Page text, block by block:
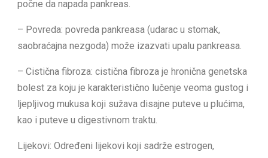
počne da napada pankreas.
– Povreda: povreda pankreasa (udarac u stomak,
saobraćajna nezgoda) može izazvati upalu pankreasa.
– Cistična fibroza: cistična fibroza je hronična genetska
bolest za koju je karakteristično lučenje veoma gustog i
ljepljivog mukusa koji sužava disajne puteve u plućima,
kao i puteve u digestivnom traktu.
Lijekovi: Određeni lijekovi koji sadrže estrogen,